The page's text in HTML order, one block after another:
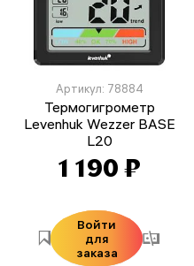
Артикул: 78884
Термогигрометр
Levenhuk Wezzer BASE
L20
1 190 ₽
Войти
для
заказа